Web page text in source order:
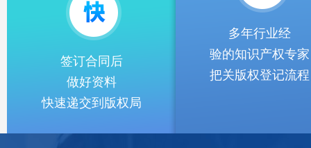
签订合同后
做好资料
快速递交到版权局
多年行业经
验的知识产权专家
把关版权登记流程